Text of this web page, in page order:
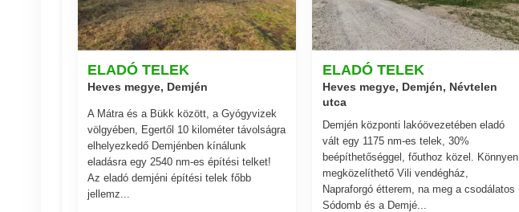
ELADÓ TELEK
Heves megye, Demjén
A Mátra és a Bükk között, a Gyógyvizek
völgyében, Egertől 10 kilométer távolságra
elhelyezkedő Demjénben kínálunk
eladásra egy 2540 nm-es építési telket!
Az eladó demjéni építési telek főbb
jellemz...
ELADÓ TELEK
Heves megye, Demjén, Névtelen
utca
Demjén központi lakóövezetében eladó
vált egy 1175 nm-es telek, 30%
beépíthetőséggel, főuthoz közel. Könnyen
megközelíthető Vili vendégház,
Napraforgó étterem, na meg a csodálatos
Sódomb és a Demjé...